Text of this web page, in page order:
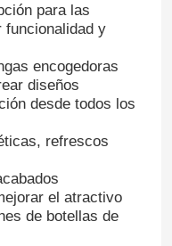
para las
funcionalidad y
encogedoras
diseños
desde todos los
refrescos
el atractivo
de botellas de